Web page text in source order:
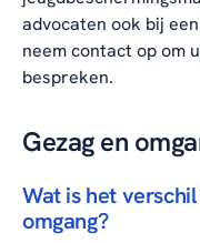
advocaten ook bij een
neem contact op om
bespreken.
Gezag en
Wat is het
omgang?